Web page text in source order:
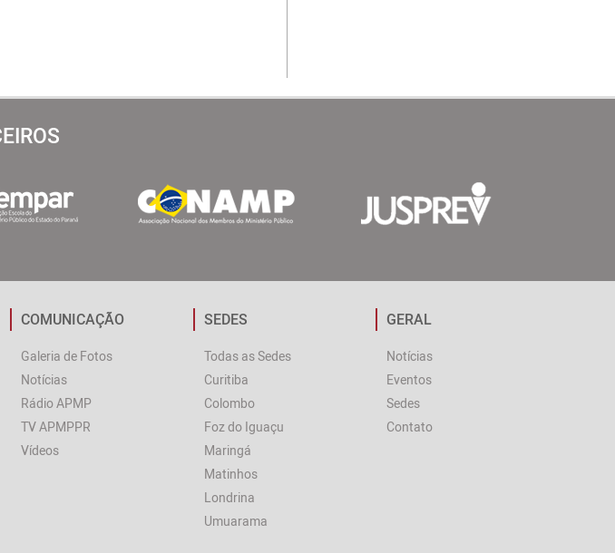
COMUNICAÇÃO
Galeria de Fotos
Notícias
Rádio APMP
TV APMPPR
Vídeos
SEDES
Todas as Sedes
Curitiba
Colombo
Foz do Iguaçu
Maringá
Matinhos
Londrina
Umuarama
GERAL
Notícias
Eventos
Sedes
Contato